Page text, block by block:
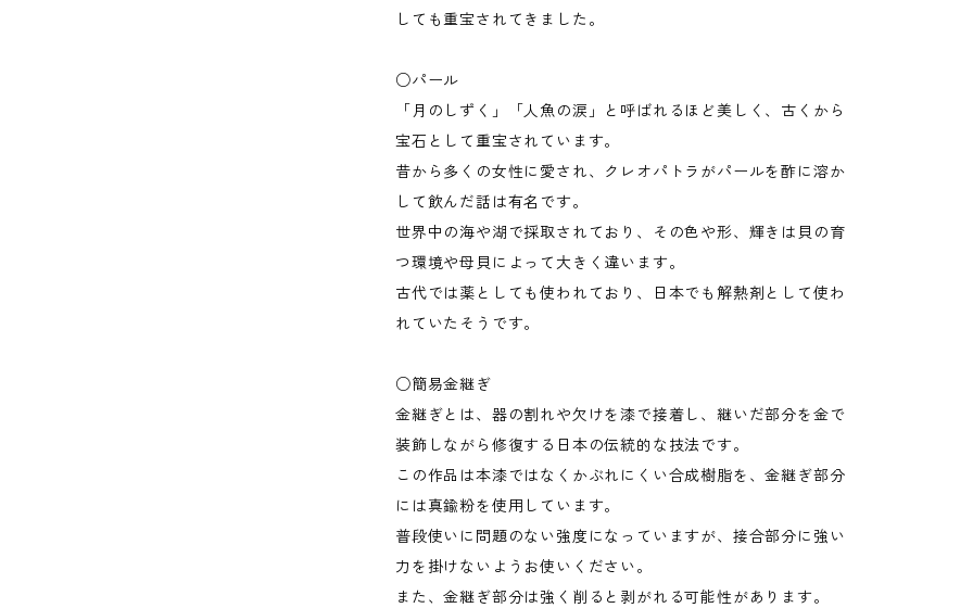
しても重宝されてきました。
○パール
「月のしずく」「人魚の涙」と呼ばれるほど美しく、古くから
宝石として重宝されています。
昔から多くの女性に愛され、クレオパトラがパールを酢に溶か
して飲んだ話は有名です。
世界中の海や湖で採取されており、その色や形、輝きは貝の育
つ環境や母貝によって大きく違います。
古代では薬としても使われており、日本でも解熱剤として使わ
れていたそうです。
○簡易金継ぎ
金継ぎとは、器の割れや欠けを漆で接着し、継いだ部分を金で
装飾しながら修復する日本の伝統的な技法です。
この作品は本漆ではなくかぶれにくい合成樹脂を、金継ぎ部分
には真鍮粉を使用しています。
普段使いに問題のない強度になっていますが、接合部分に強い
力を掛けないようお使いください。
また、金継ぎ部分は強く削ると剥がれる可能性があります。